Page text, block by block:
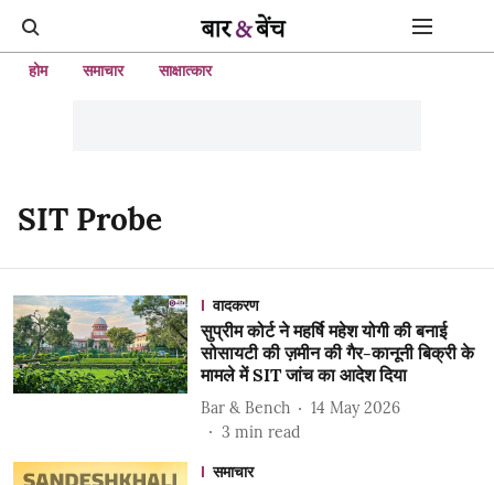
होम समाचार साक्षात्कार
SIT Probe
वादकरण
सुप्रीम कोर्ट ने महर्षि महेश योगी की बनाई
सोसायटी की ज़मीन की गैर-कानूनी बिक्री के
मामले में SIT जांच का आदेश दिया
Bar & Bench
14 May 2026
3 min read
समाचार